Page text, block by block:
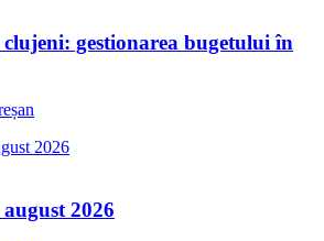
gestionarea bugetului în
2026